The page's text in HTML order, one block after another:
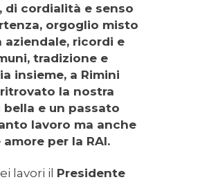
di cordialità e senso
orgoglio misto
aziendale, ricordi e
tradizione e
insieme, a Rimini
la nostra
e un passato
lavoro ma anche
per la RAI.
lavori il Presidente